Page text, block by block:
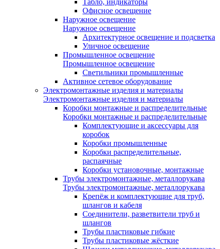
Табло, индикаторы
Офисное освещение
Наружное освещение
Наружное освещение
Архитектурное освещение и подсветка
Уличное освещение
Промышленное освещение
Промышленное освещение
Светильники промышленные
Активное сетевое оборудование
Электромонтажные изделия и материалы
Электромонтажные изделия и материалы
Коробки монтажные и распределительные
Коробки монтажные и распределительные
Комплектующие и аксессуары для
коробок
Коробки промышленные
Коробки распределительные,
распаячные
Коробки установочные, монтажные
Трубы электромонтажные, металлорукава
Трубы электромонтажные, металлорукава
Крепёж и комплектующие для труб,
шлангов и кабеля
Соединители, разветвители труб и
шлангов
Трубы пластиковые гибкие
Трубы пластиковые жёсткие